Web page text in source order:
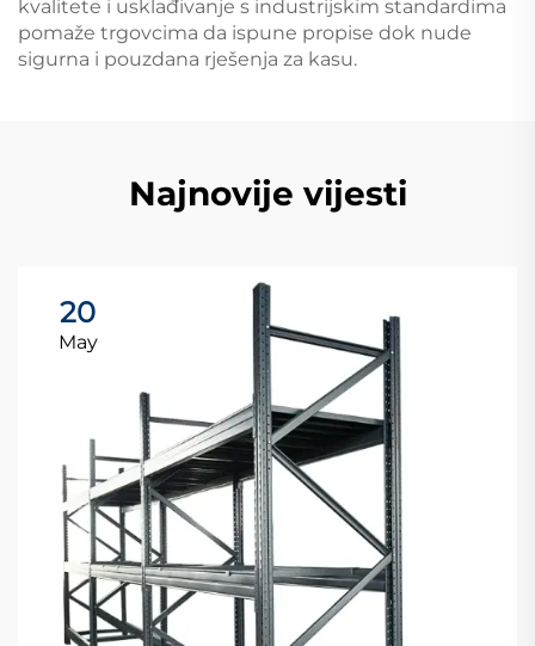
kvalitete i usklađivanje s industrijskim standardima
pomaže trgovcima da ispune propise dok nude
sigurna i pouzdana rješenja za kasu.
Najnovije vijesti
20
May